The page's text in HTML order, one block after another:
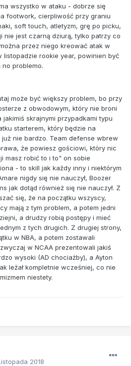
wszystko w ataku - dobrze się
footwork, cierpliwość przy graniu
soft touch, atletyzm, grę po picku,
nie jest czarną dziurą, tylko patrzy co
przez niego kreować atak w
listopadzie rookie year, powinien być
problemo.
może być większy problem, bo przy
z obwodowym, który nie broni
skrajnymi przypadkami typu
starterem, który będzie na
nie bardzo. Team defense wbrew
że powiesz gościowi, który nic
masz robić to i to" on sobie
- to skill jak każdy inny i niektórym
nigdy się nie nauczył, Boozer
jak dotąd również się nie nauczył. Z
się, że na początku wszyscy,
mają z tym problem, a potem jedni
a drudzy robią postępy i mieć
z tych drugich. Z drugiej strony,
w NBA, a potem zostawali
w NCAA prezentowali jakiś
wysoki (AD chociażby), a Ayton
leżał kompletnie wcześniej, co nie
niestety.
2018